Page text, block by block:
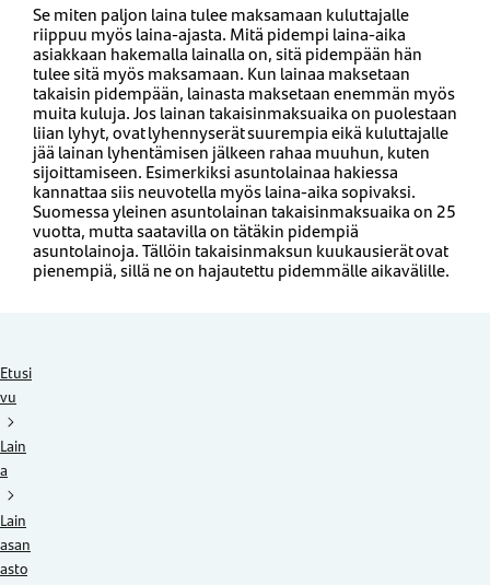
Se miten paljon laina tulee maksamaan kuluttajalle
riippuu myös laina-ajasta. Mitä pidempi laina-aika
asiakkaan hakemalla lainalla on, sitä pidempään hän
tulee sitä myös maksamaan. Kun lainaa maksetaan
takaisin pidempään, lainasta maksetaan enemmän myös
muita kuluja. Jos lainan takaisinmaksuaika on puolestaan
liian lyhyt, ovat lyhennyserät suurempia eikä kuluttajalle
jää lainan lyhentämisen jälkeen rahaa muuhun, kuten
sijoittamiseen. Esimerkiksi asuntolainaa hakiessa
kannattaa siis neuvotella myös laina-aika sopivaksi.
Suomessa yleinen asuntolainan takaisinmaksuaika on 25
vuotta, mutta saatavilla on tätäkin pidempiä
asuntolainoja. Tällöin takaisinmaksun kuukausierät ovat
pienempiä, sillä ne on hajautettu pidemmälle aikavälille.
Etusi
vu
Lain
a
Lain
asan
asto